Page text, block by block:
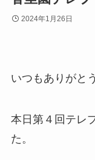
2024年1月26日
いつもありがと
本日第４回テレ
た。